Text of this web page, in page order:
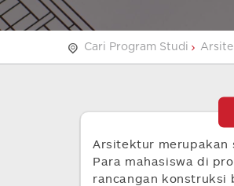
Cari Program Studi
Arsitektur merupakan
Para mahasiswa di
rancangan konstruksi